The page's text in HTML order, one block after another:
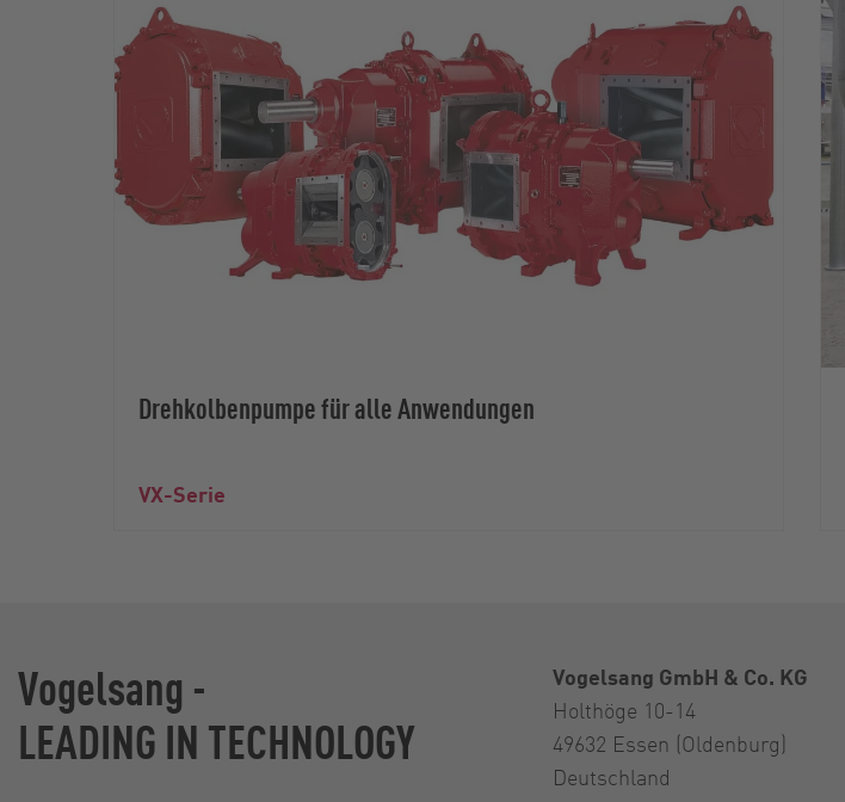
Drehkolbenpumpe für alle Anwendungen
VX-Serie
Vogelsang -
LEADING IN TECHNOLOGY
Vogelsang GmbH & Co. KG
Holthöge 10-14
49632 Essen (Oldenburg)
Deutschland